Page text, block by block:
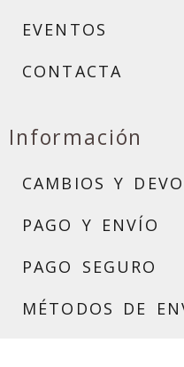
EVENTOS
CONTACTA
Información
CAMBIOS Y
PAGO Y ENVÍO
PAGO SEGURO
MÉTODOS DE